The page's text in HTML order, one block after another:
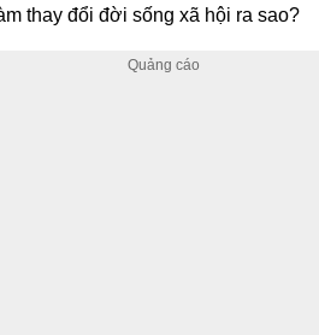
thay đổi đời sống xã hội ra sao?